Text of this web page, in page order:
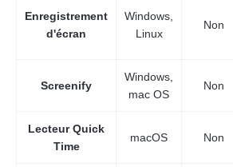
Enregistrement
d'écran
Windows,
Linux
Non
Screenify
Windows,
mac OS
Non
Lecteur Quick
Time
macOS Non